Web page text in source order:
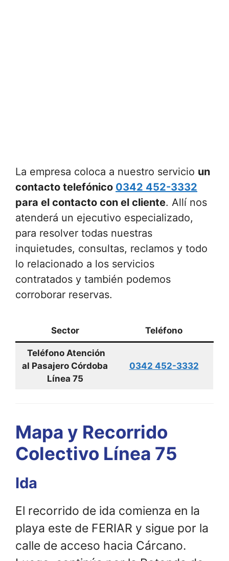
La empresa coloca a nuestro servicio un
contacto telefónico 0342 452-3332
para el contacto con el cliente. Allí nos
atenderá un ejecutivo especializado,
para resolver todas nuestras
inquietudes, consultas, reclamos y todo
lo relacionado a los servicios
contratados y también podemos
corroborar reservas.
Sector Teléfono
Teléfono Atención
al Pasajero Córdoba
Línea 75
0342 452-3332
Mapa y Recorrido
Colectivo Línea 75
Ida
El recorrido de ida comienza en la
playa este de FERIAR y sigue por la
calle de acceso hacia Cárcano.